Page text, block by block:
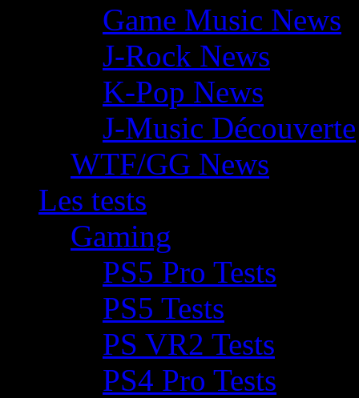
Game Music News
J-Rock News
K-Pop News
J-Music Découverte
WTF/GG News
Les tests
Gaming
PS5 Pro Tests
PS5 Tests
PS VR2 Tests
PS4 Pro Tests